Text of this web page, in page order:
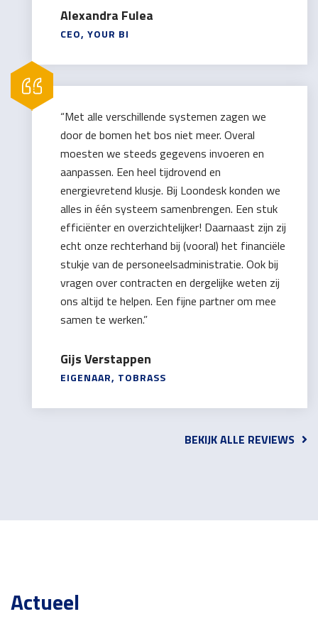
Alexandra Fulea
CEO, YOUR BI
“Met alle verschillende systemen zagen we
door de bomen het bos niet meer. Overal
moesten we steeds gegevens invoeren en
aanpassen. Een heel tijdrovend en
energievretend klusje. Bij Loondesk konden we
alles in één systeem samenbrengen. Een stuk
efficiënter en overzichtelijker! Daarnaast zijn zij
echt onze rechterhand bij (vooral) het financiële
stukje van de personeelsadministratie. Ook bij
vragen over contracten en dergelijke weten zij
ons altijd te helpen. Een fijne partner om mee
samen te werken.”
Gijs Verstappen
EIGENAAR, TOBRASS
BEKIJK ALLE REVIEWS
Actueel